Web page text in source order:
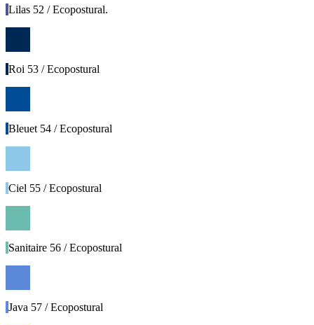
Lilas 52 / Ecopostural.
Roi 53 / Ecopostural
Bleuet 54 / Ecopostural
Ciel 55 / Ecopostural
Sanitaire 56 / Ecopostural
Java 57 / Ecopostural